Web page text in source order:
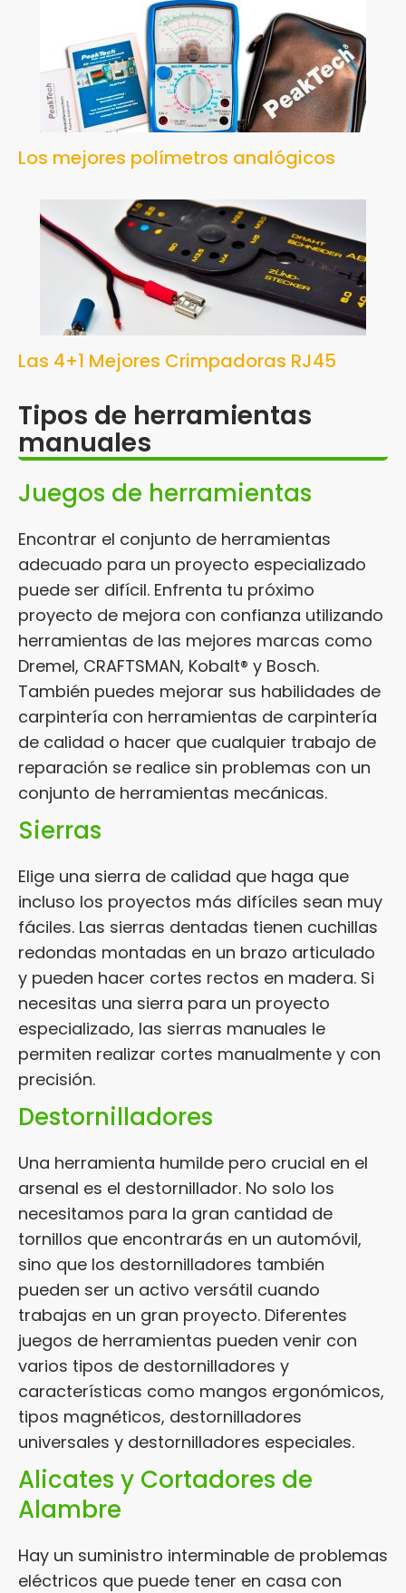
Los mejores polímetros analógicos
Las 4+1 Mejores Crimpadoras RJ45
Tipos de herramientas
manuales
Juegos de herramientas
Encontrar el conjunto de herramientas
adecuado para un proyecto especializado
puede ser difícil. Enfrenta tu próximo
proyecto de mejora con confianza utilizando
herramientas de las mejores marcas como
Dremel, CRAFTSMAN, Kobalt® y Bosch.
También puedes mejorar sus habilidades de
carpintería con herramientas de carpintería
de calidad o hacer que cualquier trabajo de
reparación se realice sin problemas con un
conjunto de herramientas mecánicas.
Sierras
Elige una sierra de calidad que haga que
incluso los proyectos más difíciles sean muy
fáciles. Las sierras dentadas tienen cuchillas
redondas montadas en un brazo articulado
y pueden hacer cortes rectos en madera. Si
necesitas una sierra para un proyecto
especializado, las sierras manuales le
permiten realizar cortes manualmente y con
precisión.
Destornilladores
Una herramienta humilde pero crucial en el
arsenal es el destornillador. No solo los
necesitamos para la gran cantidad de
tornillos que encontrarás en un automóvil,
sino que los destornilladores también
pueden ser un activo versátil cuando
trabajas en un gran proyecto. Diferentes
juegos de herramientas pueden venir con
varios tipos de destornilladores y
características como mangos ergonómicos,
tipos magnéticos, destornilladores
universales y destornilladores especiales.
Alicates y Cortadores de
Alambre
Hay un suministro interminable de problemas
eléctricos que puede tener en casa con